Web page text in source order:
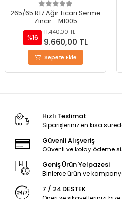
265/65 R17 Ağır Ticari Serme
Zincir - M1005
%16
11.440,00 TL
9.660,00 TL
Sepete Ekle
Hızlı Teslimat
Siparişleriniz en kısa
Güvenli Alışveriş
Güvenli ve kolay ödeme
Geniş Ürün Yelpazesi
Binlerce ürün ve
7 / 24 DESTEK